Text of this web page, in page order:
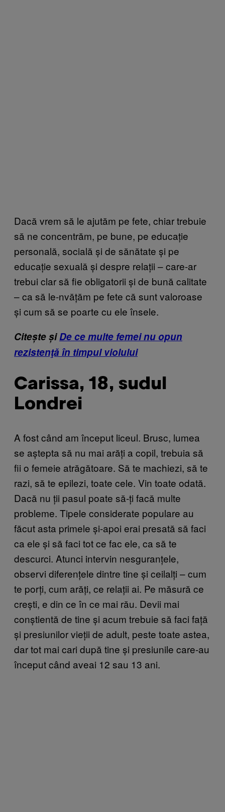
Dacă vrem să le ajutăm pe fete, chiar trebuie
să ne concentrăm, pe bune, pe educație
personală, socială și de sănătate și pe
educație sexuală și despre relații – care-ar
trebui clar să fie obligatorii și de bună calitate
– ca să le-nvățăm pe fete că sunt valoroase
și cum să se poarte cu ele însele.
Citește șiDe ce multe femei nu opun
rezistenţă în timpul violului
Carissa, 18, sudul
Londrei
A fost când am început liceul. Brusc, lumea
se aștepta să nu mai arăți a copil, trebuia să
fii o femeie atrăgătoare. Să te machiezi, să te
razi, să te epilezi, toate cele. Vin toate odată.
Dacă nu ții pasul poate să-ți facă multe
probleme. Tipele considerate populare au
făcut asta primele și-apoi erai presată să faci
ca ele și să faci tot ce fac ele, ca să te
descurci. Atunci intervin nesguranțele,
observi diferențele dintre tine și ceilalți – cum
te porți, cum arăți, ce relații ai. Pe măsură ce
crești, e din ce în ce mai rău. Devii mai
conștientă de tine și acum trebuie să faci față
și presiunilor vieții de adult, peste toate astea,
dar tot mai cari după tine și presiunile care-au
început când aveai 12 sau 13 ani.